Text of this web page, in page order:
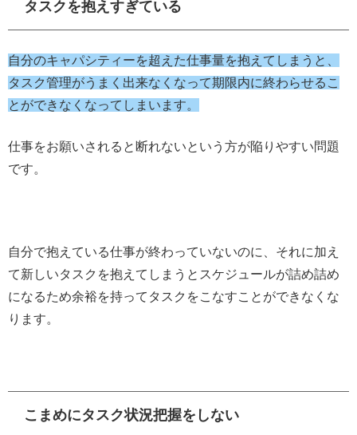
タスクを抱えすぎている
自分のキャパシティーを超えた仕事量を抱えてしまうと、
タスク管理がうまく出来なくなって期限内に終わらせるこ
とができなくなってしまいます。
仕事をお願いされると断れないという方が陥りやすい問題
です。
自分で抱えている仕事が終わっていないのに、それに加え
て新しいタスクを抱えてしまうとスケジュールが詰め詰め
になるため余裕を持ってタスクをこなすことができなくな
ります。
こまめにタスク状況把握をしない